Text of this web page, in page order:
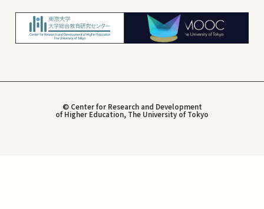
© Center for Research and Development
of Higher Education, The University of Tokyo